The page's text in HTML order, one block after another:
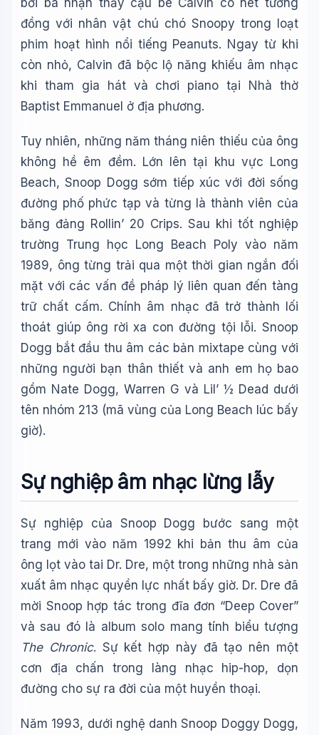
bởi bà nhận thấy cậu bé Calvin có nét tương
đồng với nhân vật chú chó Snoopy trong loạt
phim hoạt hình nổi tiếng Peanuts. Ngay từ khi
còn nhỏ, Calvin đã bộc lộ năng khiếu âm nhạc
khi tham gia hát và chơi piano tại Nhà thờ
Baptist Emmanuel ở địa phương.
Tuy nhiên, những năm tháng niên thiếu của ông
không hề êm đềm. Lớn lên tại khu vực Long
Beach, Snoop Dogg sớm tiếp xúc với đời sống
đường phố phức tạp và từng là thành viên của
băng đảng Rollin’ 20 Crips. Sau khi tốt nghiệp
trường Trung học Long Beach Poly vào năm
1989, ông từng trải qua một thời gian ngắn đối
mặt với các vấn đề pháp lý liên quan đến tàng
trữ chất cấm. Chính âm nhạc đã trở thành lối
thoát giúp ông rời xa con đường tội lỗi. Snoop
Dogg bắt đầu thu âm các bản mixtape cùng với
những người bạn thân thiết và anh em họ bao
gồm Nate Dogg, Warren G và Lil’ ½ Dead dưới
tên nhóm 213 (mã vùng của Long Beach lúc bấy
giờ).
Sự nghiệp âm nhạc lừng lẫy
Sự nghiệp của Snoop Dogg bước sang một
trang mới vào năm 1992 khi bản thu âm của
ông lọt vào tai Dr. Dre, một trong những nhà sản
xuất âm nhạc quyền lực nhất bấy giờ. Dr. Dre đã
mời Snoop hợp tác trong đĩa đơn “Deep Cover”
và sau đó là album solo mang tính biểu tượng
The Chronic. Sự kết hợp này đã tạo nên một
cơn địa chấn trong làng nhạc hip-hop, dọn
đường cho sự ra đời của một huyền thoại.
Năm 1993, dưới nghệ danh Snoop Doggy Dogg,